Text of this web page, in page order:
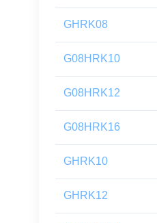
GHRK08
G08HRK10
G08HRK12
G08HRK16
GHRK10
GHRK12